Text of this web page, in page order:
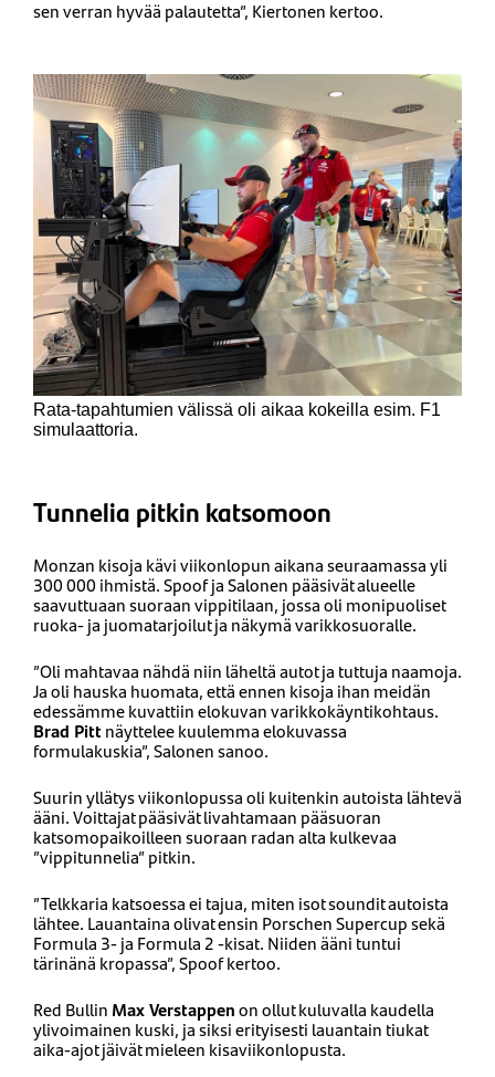
sen verran hyvää palautetta”, Kiertonen kertoo.
Rata-tapahtumien välissä oli aikaa kokeilla esim. F1
simulaattoria.
Tunnelia pitkin katsomoon
Monzan kisoja kävi viikonlopun aikana seuraamassa yli
300 000 ihmistä. Spoof ja Salonen pääsivät alueelle
saavuttuaan suoraan vippitilaan, jossa oli monipuoliset
ruoka- ja juomatarjoilut ja näkymä varikkosuoralle.
”Oli mahtavaa nähdä niin läheltä autot ja tuttuja naamoja.
Ja oli hauska huomata, että ennen kisoja ihan meidän
edessämme kuvattiin elokuvan varikkokäyntikohtaus.
Brad Pittnäyttelee kuulemma elokuvassa
formulakuskia”, Salonen sanoo.
Suurin yllätys viikonlopussa oli kuitenkin autoista lähtevä
ääni. Voittajat pääsivät livahtamaan pääsuoran
katsomopaikoilleen suoraan radan alta kulkevaa
”vippitunnelia” pitkin.
”Telkkaria katsoessa ei tajua, miten isot soundit autoista
lähtee. Lauantaina olivat ensin Porschen Supercup sekä
Formula 3- ja Formula 2 -kisat. Niiden ääni tuntui
tärinänä kropassa”, Spoof kertoo.
Red Bullin Max Verstappenon ollut kuluvalla kaudella
ylivoimainen kuski, ja siksi erityisesti lauantain tiukat
aika-ajot jäivät mieleen kisaviikonlopusta.